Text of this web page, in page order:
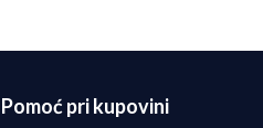
Pomoć pri kupovini